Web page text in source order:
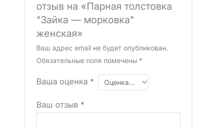
отзыв на «Парная толстовка
"Зайка — морковка"
женская»
Ваш адрес email не будет опубликован.
Обязательные поля помечены *
Ваша оценка *
Ваш отзыв *